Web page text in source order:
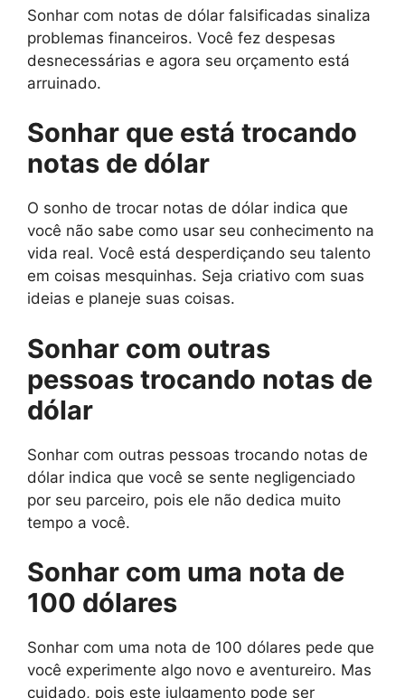
Sonhar com notas de dólar falsificadas sinaliza
problemas financeiros. Você fez despesas
desnecessárias e agora seu orçamento está
arruinado.
Sonhar que está trocando
notas de dólar
O sonho de trocar notas de dólar indica que
você não sabe como usar seu conhecimento na
vida real. Você está desperdiçando seu talento
em coisas mesquinhas. Seja criativo com suas
ideias e planeje suas coisas.
Sonhar com outras
pessoas trocando notas de
dólar
Sonhar com outras pessoas trocando notas de
dólar indica que você se sente negligenciado
por seu parceiro, pois ele não dedica muito
tempo a você.
Sonhar com uma nota de
100 dólares
Sonhar com uma nota de 100 dólares pede que
você experimente algo novo e aventureiro. Mas
cuidado, pois este julgamento pode ser